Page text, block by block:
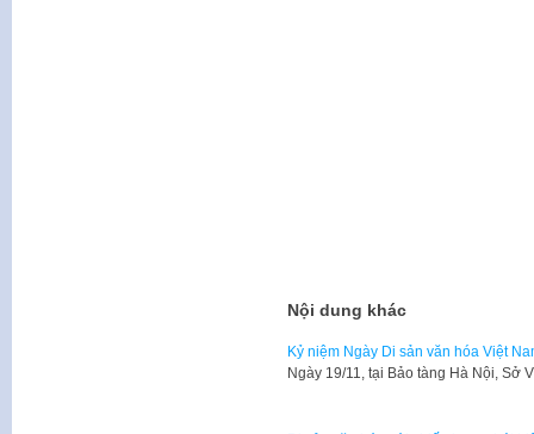
Nội dung khác
Kỷ niệm Ngày Di sản văn hóa Việt
​Ngày 19/11, tại Bảo tàng Hà Nội, Sở